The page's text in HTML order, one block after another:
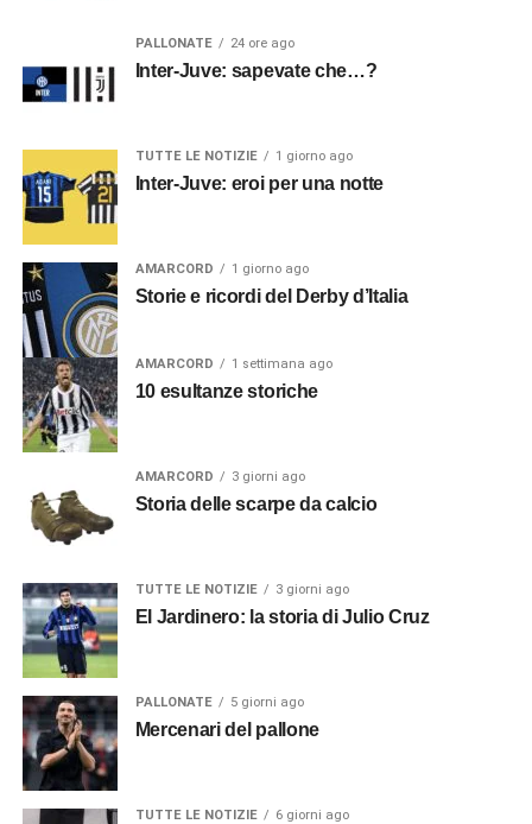
PALLONATE 24 ore ago
Inter-Juve: sapevate che…?
TUTTE LE NOTIZIE 1 giorno ago
Inter-Juve: eroi per una notte
AMARCORD 1 giorno ago
Storie e ricordi del Derby d’Italia
AMARCORD 1 settimana ago
10 esultanze storiche
AMARCORD 3 giorni ago
Storia delle scarpe da calcio
TUTTE LE NOTIZIE 3 giorni ago
El Jardinero: la storia di Julio Cruz
PALLONATE 5 giorni ago
Mercenari del pallone
TUTTE LE NOTIZIE 6 giorni ago